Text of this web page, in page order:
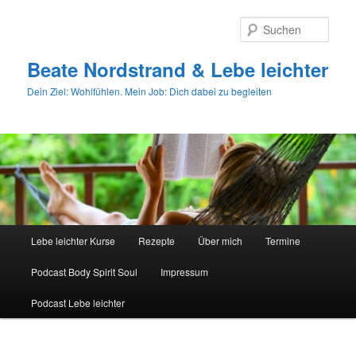
Beate Nordstrand & Lebe leichter
Dein Ziel: Wohlfühlen. Mein Job: Dich dabei zu begleiten
Lebe leichter Kurse Rezepte Über mich Termine
Podcast Body Spirit Soul Impressum
Podcast Lebe leichter